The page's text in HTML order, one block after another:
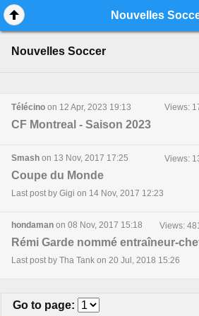
Nouvelles
Nouvelles Soccer
Télécino on 12 Apr, 2023 19:13 Views:
CF Montreal - Saison 2023
Smash on 13 Nov, 2017 17:25 Views:
Coupe du Monde
Last post by Gigi on 14 Nov, 2017 12:23
hondaman on 08 Nov, 2017 15:18 Views:
Rémi Garde nommé entraîneur-
Last post by Tha Tank on 20 Jul, 2018 15:26
Go to page: